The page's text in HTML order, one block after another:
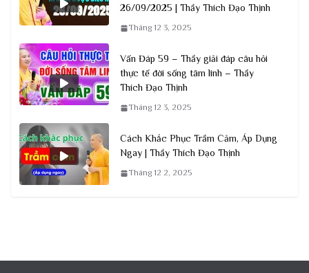
26/09/2025 | Thầy Thích Đạo Thịnh
Tháng 12 3, 2025
Vấn Đáp 59 – Thầy giải đáp câu hỏi
thực tế đời sống tâm linh – Thầy
Thích Đạo Thịnh
Tháng 12 3, 2025
Cách Khắc Phục Trầm Cảm, Áp Dụng
Ngay | Thầy Thích Đạo Thịnh
Tháng 12 2, 2025